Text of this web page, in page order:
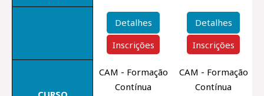
Detalhes
Inscrições
Detalhes
Inscrições
CAM - Formação
Contínua
CAM - Formação
Contínua